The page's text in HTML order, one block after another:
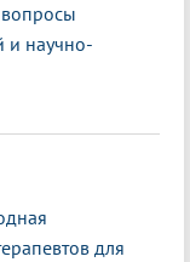
вопросы
и научно-
для